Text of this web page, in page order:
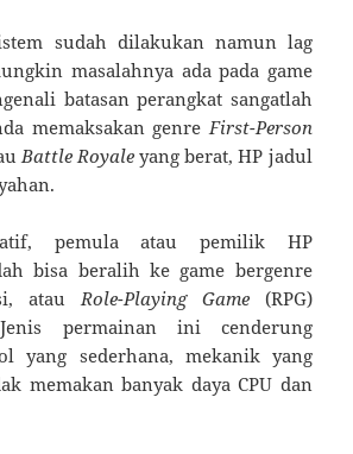
sudah dilakukan namun lag
masalahnya ada pada game
batasan perangkat sangatlah
memaksakan genre First-Person
Battle Royale yang berat, HP jadul
pemula atau pemilik HP
bisa beralih ke game bergenre
atau Role-Playing Game(RPG)
permainan ini cenderung
yang sederhana, mekanik yang
memakan banyak daya CPU dan